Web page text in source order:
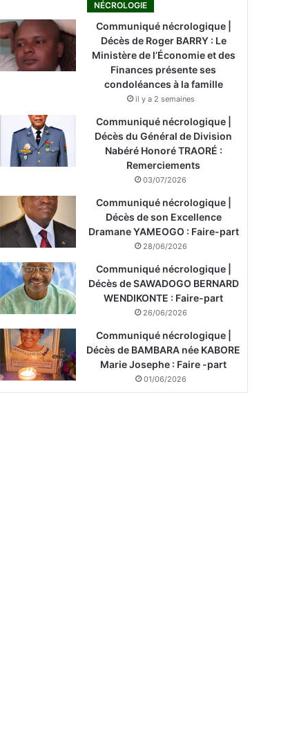
NÉCROLOGIE
Communiqué nécrologique |
Décès de Roger BARRY : Le
Ministère de l’Économie et des
Finances présente ses
condoléances à la famille
il y a 2 semaines
Communiqué nécrologique |
Décès du Général de Division
Nabéré Honoré TRAORÉ :
Remerciements
03/07/2026
Communiqué nécrologique |
Décès de son Excellence
Dramane YAMEOGO : Faire-part
28/06/2026
Communiqué nécrologique |
Décès de SAWADOGO BERNARD
WENDIKONTE : Faire-part
26/06/2026
Communiqué nécrologique |
Décès de BAMBARA née KABORE
Marie Josephe : Faire -part
01/06/2026